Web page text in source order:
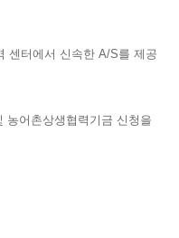
센터에서 신속한 A/S를 제공
농어촌상생협력기금 신청을